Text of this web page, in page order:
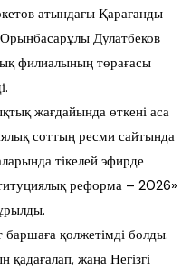
атындағы Қарағанды
Дулатбеков
филиалының төрағасы
жағдайында өткені аса
соттың ресми сайтында
тікелей эфирде
реформа – 2026»
қолжетімді болды.
қадағалап, жаңа Негізгі